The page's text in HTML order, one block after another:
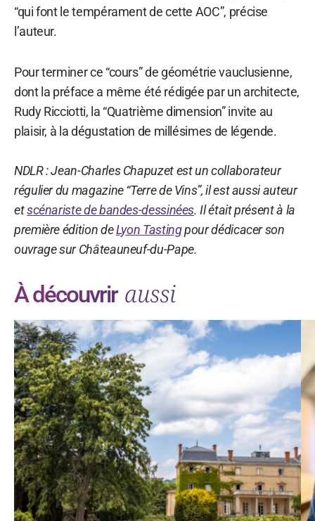
“qui font le tempérament de cette AOC”, précise
l’auteur.
Pour terminer ce “cours” de géométrie vauclusienne,
dont la préface a même été rédigée par un architecte,
Rudy Ricciotti, la “Quatrième dimension” invite au
plaisir, à la dégustation de millésimes de légende.
NDLR : Jean-Charles Chapuzet est un collaborateur
régulier du magazine “Terre de Vins”, il est aussi auteur
etscénariste de bandes-dessinées. Il était présent à la
première édition deLyon Tastingpour dédicacer son
ouvrage sur Châteauneuf-du-Pape.
À découvrir aussi